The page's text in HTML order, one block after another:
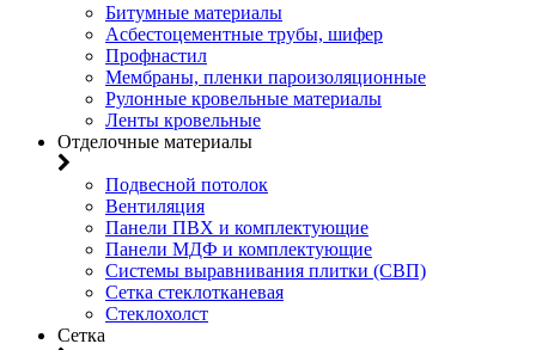
Битумные материалы
Асбестоцементные трубы, шифер
Профнастил
Мембраны, пленки пароизоляционные
Рулонные кровельные материалы
Ленты кровельные
Отделочные материалы
Подвесной потолок
Вентиляция
Панели ПВХ и комплектующие
Панели МДФ и комплектующие
Системы выравнивания плитки (СВП)
Сетка стеклотканевая
Стеклохолст
Сетка